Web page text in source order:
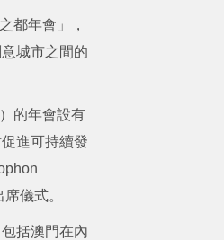
都年會」，
城市之間的
的年會設有
進可持續發
儀式。
括澳門在內